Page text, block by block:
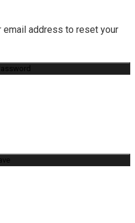
email address to reset your